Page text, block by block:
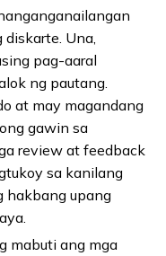
Una,
pag-aaral
ng pautang.
at may magandang
gawin sa
review at feedback
sa kanilang
hakbang upang
mabuti ang mga